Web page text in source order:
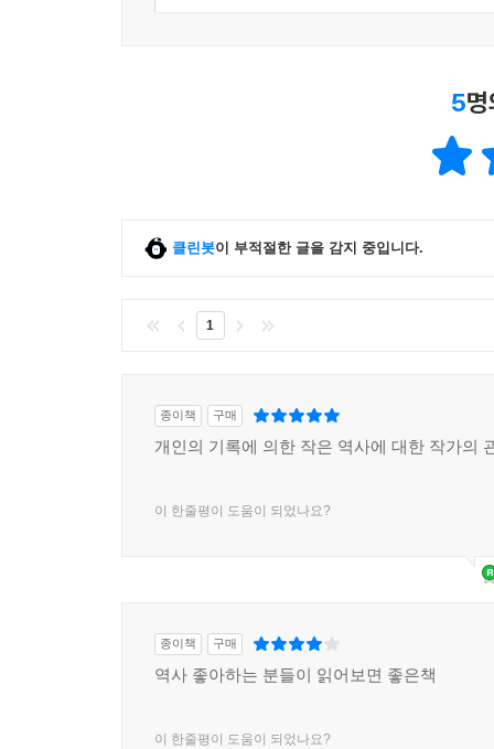
5
클린봇이 부적절한 글을 감지 중입니다.
1
종이책 구매
개인의 기록에 의한 작은 역사에 대한 작가의
이 한줄평이 도움이 되었나요?
종이책 구매
역사 좋아하는 분들이 읽어보면 좋은책
이 한줄평이 도움이 되었나요?